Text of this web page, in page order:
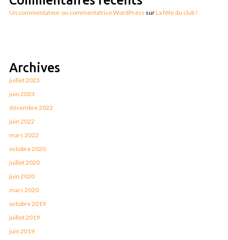
Un commentateur ou commentatrice WordPress surLa fête du club !
Archives
juillet 2023
juin 2023
décembre 2022
juin 2022
mars 2022
octobre 2020
juillet 2020
juin 2020
mars 2020
octobre 2019
juillet 2019
juin 2019